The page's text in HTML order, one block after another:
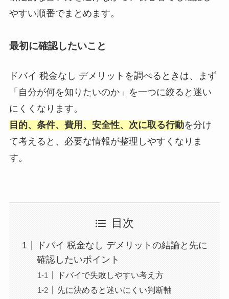
やすい順番でまとめます。
最初に確認したいこと
ドバイ 税金なし デメリットを調べるときは、まず
「自分が何を知りたいのか」を一つに絞ると迷い
にくくなります。
目的、条件、費用、安全性、次に取る行動を分け
て考えると、必要な情報が整理しやすくなりま
す。
目次
ドバイ 税金なし デメリットの結論と先に
確認したいポイント
ドバイで失敗しやすい考え方
先に決めると迷いにくい判断軸